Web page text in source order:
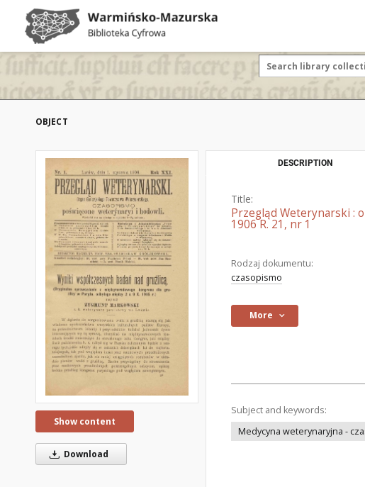
OBJECT
Show content
Download
DESCRIPTION
Title:
Przegląd Weterynarski :
1906 R. 21, nr 1
Rodzaj dokumentu:
czasopismo
More
Subject and keywords:
Medycyna weterynaryjna -